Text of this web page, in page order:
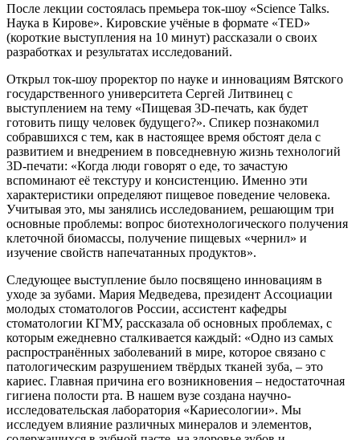
После лекции состоялась премьера ток-шоу «Science Talks.
Наука в Кирове». Кировские учёные в формате «TED»
(короткие выступления на 10 минут) рассказали о своих
разработках и результатах исследований.
Открыл ток-шоу проректор по науке и инновациям Вятского
государственного университета Сергей Литвинец с
выступлением на тему «Пищевая 3D-печать, как будет
готовить пищу человек будущего?». Спикер познакомил
собравшихся с тем, как в настоящее время обстоят дела с
развитием и внедрением в повседневную жизнь технологий
3D-печати: «Когда люди говорят о еде, то зачастую
вспоминают её текстуру и консистенцию. Именно эти
характеристики определяют пищевое поведение человека.
Учитывая это, мы занялись исследованием, решающим три
основные проблемы: вопрос биотехнологического получения
клеточной биомассы, получение пищевых «чернил» и
изучение свойств напечатанных продуктов».
Следующее выступление было посвящено инновациям в
уходе за зубами. Мария Медведева, президент Ассоциации
молодых стоматологов России, ассистент кафедры
стоматологии КГМУ, рассказала об основных проблемах, с
которым ежедневно сталкивается каждый: «Одно из самых
распространённых заболеваний в мире, которое связано с
патологическим разрушением твёрдых тканей зуба, – это
кариес. Главная причина его возникновения – недостаточная
гигиена полости рта. В нашем вузе создана научно-
исследовательская лаборатория «Кариесологии». Мы
исследуем влияние различных минералов и элементов,